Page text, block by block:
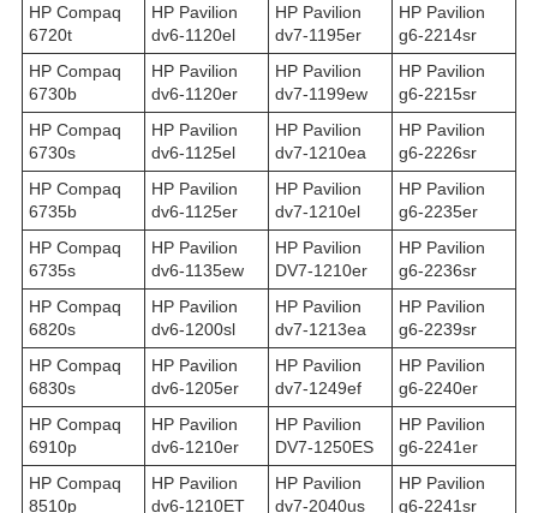
HP Compaq
6720t
HP Pavilion
dv6-1120el
HP Pavilion
dv7-1195er
HP Pavilion
g6-2214sr
HP Compaq
6730b
HP Pavilion
dv6-1120er
HP Pavilion
dv7-1199ew
HP Pavilion
g6-2215sr
HP Compaq
6730s
HP Pavilion
dv6-1125el
HP Pavilion
dv7-1210ea
HP Pavilion
g6-2226sr
HP Compaq
6735b
HP Pavilion
dv6-1125er
HP Pavilion
dv7-1210el
HP Pavilion
g6-2235er
HP Compaq
6735s
HP Pavilion
dv6-1135ew
HP Pavilion
DV7-1210er
HP Pavilion
g6-2236sr
HP Compaq
6820s
HP Pavilion
dv6-1200sl
HP Pavilion
dv7-1213ea
HP Pavilion
g6-2239sr
HP Compaq
6830s
HP Pavilion
dv6-1205er
HP Pavilion
dv7-1249ef
HP Pavilion
g6-2240er
HP Compaq
6910p
HP Pavilion
dv6-1210er
HP Pavilion
DV7-1250ES
HP Pavilion
g6-2241er
HP Compaq
8510p
HP Pavilion
dv6-1210ET
HP Pavilion
dv7-2040us
HP Pavilion
g6-2241sr